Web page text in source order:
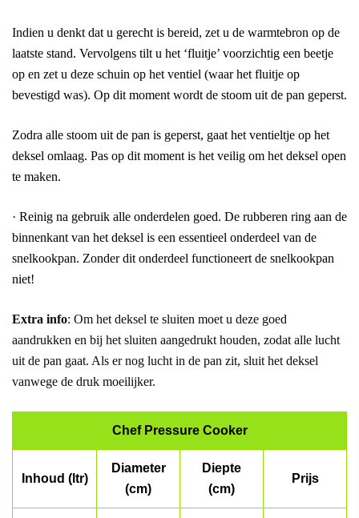
Indien u denkt dat u gerecht is bereid, zet u de warmtebron op de
laatste stand. Vervolgens tilt u het ‘fluitje’ voorzichtig een beetje
op en zet u deze schuin op het ventiel (waar het fluitje op
bevestigd was). Op dit moment wordt de stoom uit de pan geperst.
Zodra alle stoom uit de pan is geperst, gaat het ventieltje op het
deksel omlaag. Pas op dit moment is het veilig om het deksel open
te maken.
· Reinig na gebruik alle onderdelen goed. De rubberen ring aan de
binnenkant van het deksel is een essentieel onderdeel van de
snelkookpan. Zonder dit onderdeel functioneert de snelkookpan
niet!
Extra info: Om het deksel te sluiten moet u deze goed
aandrukken en bij het sluiten aangedrukt houden, zodat alle lucht
uit de pan gaat. Als er nog lucht in de pan zit, sluit het deksel
vanwege de druk moeilijker.
Chef Pressure Cooker
Inhoud (ltr)
Diameter
(cm)
Diepte
(cm)
Prijs